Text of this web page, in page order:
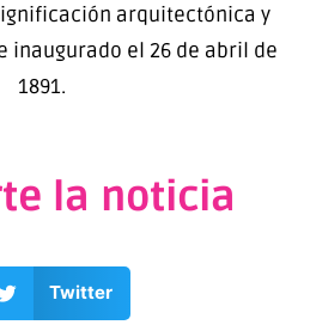
arquitectónica y
inaugurado el 26 de abril de
1891.
la noticia
Twitter